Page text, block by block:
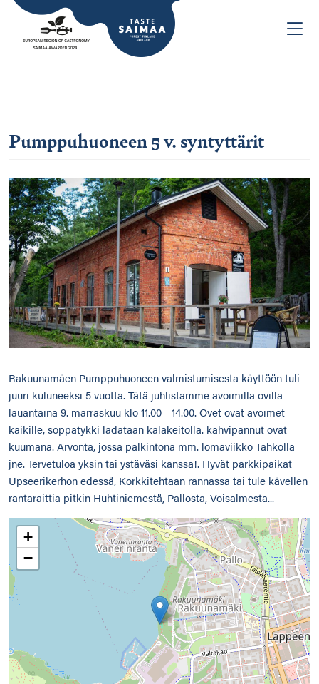
Pumppuhuoneen 5 v. syntyttärit
Rakuunamäen Pumppuhuoneen valmistumisesta käyttöön tuli
juuri kuluneeksi 5 vuotta. Tätä juhlistamme avoimilla ovilla
lauantaina 9. marraskuu klo 11.00 - 14.00. Ovet ovat avoimet
kaikille, soppatykki ladataan kalakeitolla. kahvipannut ovat
kuumana. Arvonta, jossa palkintona mm. lomaviikko Tahkolla
jne. Tervetuloa yksin tai ystäväsi kanssa!. Hyvät parkkipaikat
Upseerikerhon edessä, Korkkitehtaan rannassa tai tule kävellen
rantaraittia pitkin Huhtiniemestä, Pallosta, Voisalmesta...
+
−